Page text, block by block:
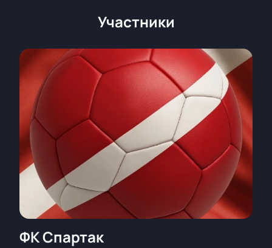
Участники
ФК Спартак